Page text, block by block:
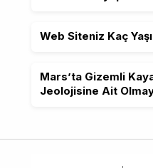
Web Siteniz Kaç
Mars’ta Gizemli
Jeolojisine Ait